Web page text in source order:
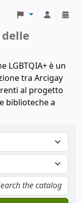
LGBTQIA+ è un
tra Arcigay
al progetto
biblioteche a